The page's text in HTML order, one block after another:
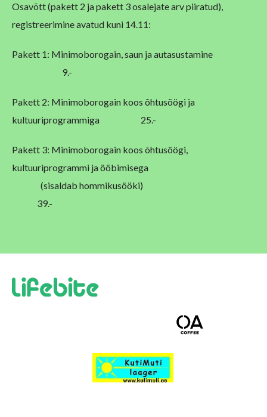
Osavõtt (pakett 2 ja pakett 3 osalejate arv piiratud),
registreerimine avatud kuni 14.11:
Pakett 1: Minimoborogain, saun ja autasustamine
9.-
Pakett 2: Minimoborogain koos õhtusöögi ja
kultuuriprogrammiga 25.-
Pakett 3: Minimoborogain koos õhtusöögi,
kultuuriprogrammi ja ööbimisega
(sisaldab hommikusööki)
39.-